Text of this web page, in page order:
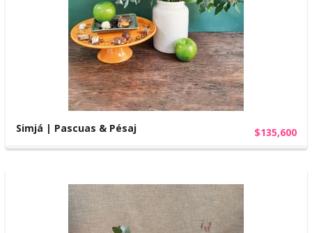
Simjá | Pascuas & Pésaj $135,600